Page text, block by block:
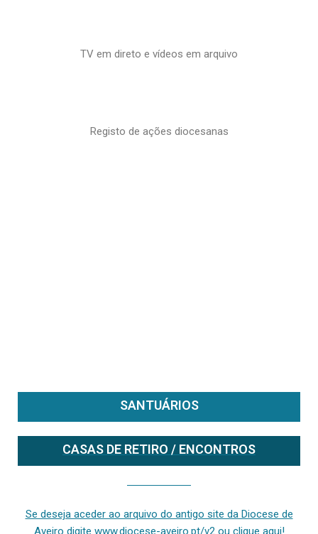
TV em direto e vídeos em arquivo
Registo de ações diocesanas
SANTUÁRIOS
CASAS DE RETIRO / ENCONTROS
Se deseja aceder ao arquivo do antigo site da Diocese de
Aveiro digite www.diocese-aveiro.pt/v2 ou clique aqui!